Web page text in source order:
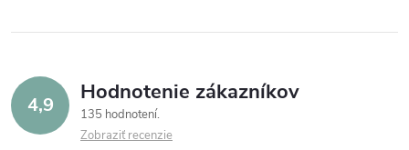
4,9 Hodnotenie zákazníkov
135 hodnotení
Zobraziť recenzie